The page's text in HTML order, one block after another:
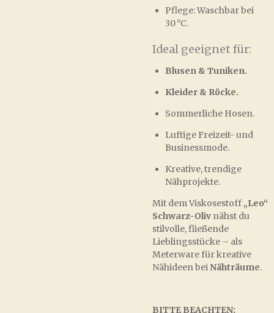
Pflege: Waschbar bei
30 °C.
Ideal geeignet für:
Blusen & Tuniken.
Kleider & Röcke.
Sommerliche Hosen.
Luftige Freizeit- und
Businessmode.
Kreative, trendige
Nähprojekte.
Mit dem Viskosestoff „Leo“
Schwarz-Olivnähst du
stilvolle, fließende
Lieblingsstücke – als
Meterware für kreative
Nähideen beiNähträume.
BITTE BEACHTEN: